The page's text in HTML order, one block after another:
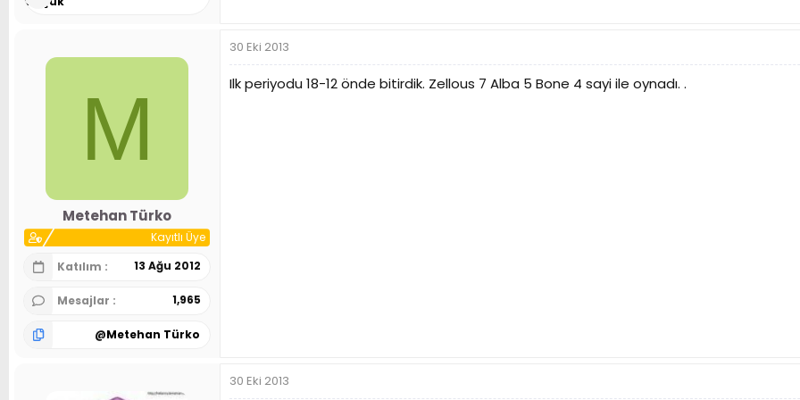
M
Metehan Türko
Kayıtlı Üye
Katılım
13 Ağu 2012
Mesajlar 1,965
@Metehan Türko
30 Eki 2013
Ilk periyodu 18-12 önde bitirdik. Zellous 7 Alba 5 Bone 4 sayi ile oynadı. .
30 Eki 2013